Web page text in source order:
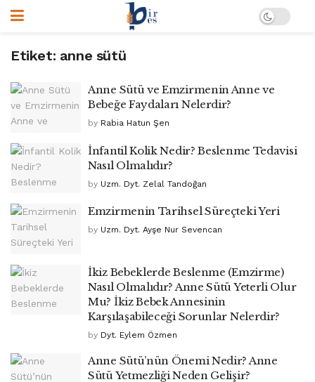
Etiket: anne sütü
Anne Sütü ve Emzirmenin Anne ve
Bebeğe Faydaları Nelerdir?
by Rabia Hatun Şen
İnfantil Kolik Nedir? Beslenme Tedavisi
Nasıl Olmalıdır?
by Uzm. Dyt. Zelal Tandoğan
Emzirmenin Tarihsel Süreçteki Yeri
by Uzm. Dyt. Ayşe Nur Sevencan
İkiz Bebeklerde Beslenme (Emzirme)
Nasıl Olmalıdır? Anne Sütü Yeterli Olur
Mu? İkiz Bebek Annesinin
Karşılaşabileceği Sorunlar Nelerdir?
by Dyt. Eylem Özmen
Anne Sütü’nün Önemi Nedir? Anne
Sütü Yetmezliği Neden Gelişir?